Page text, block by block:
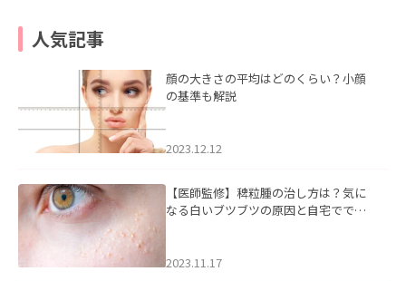
人気記事
顔の大きさの平均はどのくらい？小顔
の基準も解説
2023.12.12
【医師監修】稗粒腫の治し方は？気に
なる白いブツブツの原因と自宅ででき
2023.11.17